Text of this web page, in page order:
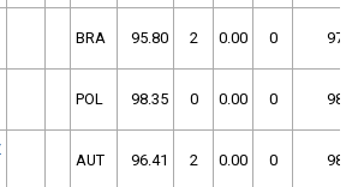
BRA 95.80 2 0.00 0
POL 98.35 0 0.00 0
AUT 96.41 2 0.00 0